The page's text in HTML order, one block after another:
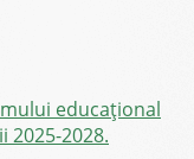
educațional
2028.